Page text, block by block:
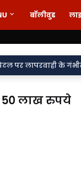
बॉलीवुड
के गंभीर आरोप•
50 लाख रुपये